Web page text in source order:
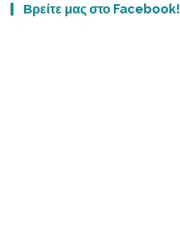
Βρείτε μας στο Facebook!